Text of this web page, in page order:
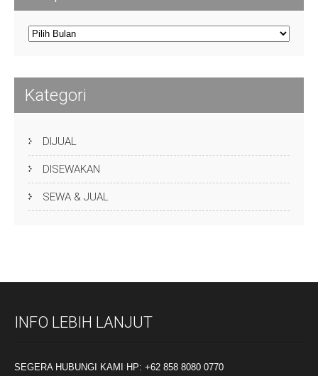
Arsip
Kategori
DIJUAL
DISEWAKAN
SEWA & JUAL
INFO LEBIH LANJUT
SEGERA HUBUNGI KAMI HP: +62 858 8080 0770